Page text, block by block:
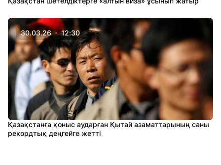
30.03.26 12:30
Қазақстанға қоныс аударған Қытай азаматтарының саны
рекордтық деңгейге жетті